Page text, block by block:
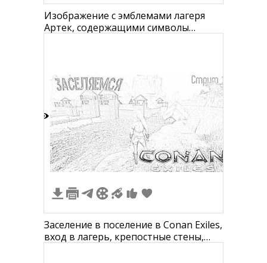
Изображение с эмблемами лагеря
Артек, содержащими символы
Заселение в поселение в Conan Exiles,
вход в лагерь, крепостные стены,